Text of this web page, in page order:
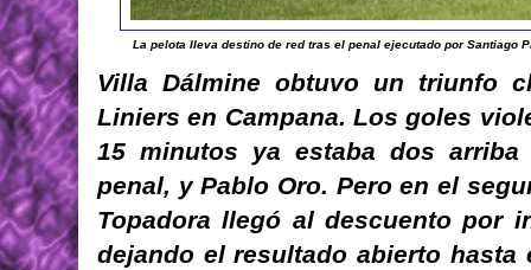
La pelota lleva destino de red tras el penal ejecutado por Santiago
Villa Dálmine obtuvo un triunfo
Liniers en Campana. Los goles
15 minutos ya estaba dos
penal, y Pablo Oro. Pero en el
Topadora llegó al descuento por
dejando el resultado abierto hasta